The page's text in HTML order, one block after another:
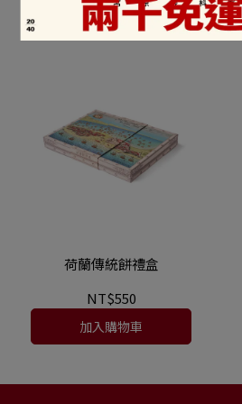
加入購物車
荷蘭傳統餅禮盒
NT$550
加入購物車